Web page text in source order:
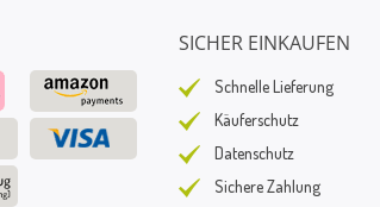
SICHER EINKAUFEN
Schnelle Lieferung
Käuferschutz
Datenschutz
Sichere Zahlung